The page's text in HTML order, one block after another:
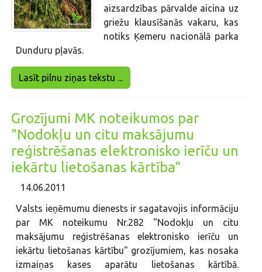
aizsardzības pārvalde aicina uz
griežu klausīšanās vakaru, kas
notiks Ķemeru nacionālā parka
Dunduru pļavās.
Lasīt pilnu ziņas tekstu ...
Grozījumi MK noteikumos par
"Nodokļu un citu maksājumu
reģistrēšanas elektronisko ierīču un
iekārtu lietošanas kārtība"
14.06.2011
Valsts ieņēmumu dienests ir sagatavojis informāciju
par MK noteikumu Nr.282 "Nodokļu un citu
maksājumu reģistrēšanas elektronisko ierīču un
iekārtu lietošanas kārtību" grozījumiem, kas nosaka
izmaiņas kases aparātu lietošanas kārtībā.